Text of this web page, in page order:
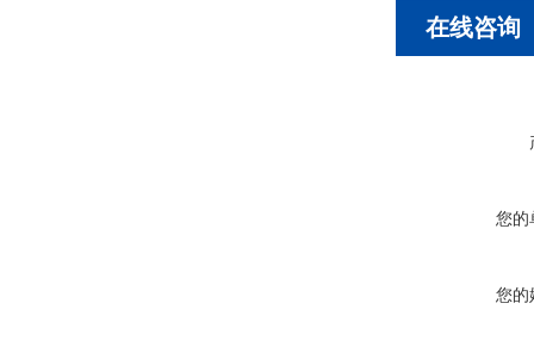
在线咨询
您的
您的